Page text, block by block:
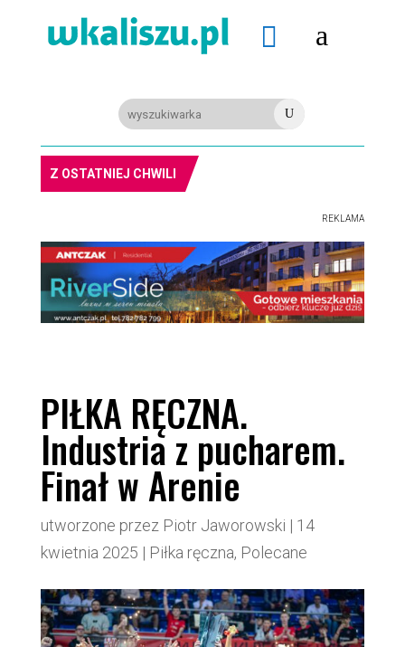
 a
U
Z OSTATNIEJ CHWILI
REKLAMA
PIŁKA RĘCZNA.
Industria z pucharem.
Finał w Arenie
utworzone przez Piotr Jaworowski | 14
kwietnia 2025 | Piłka ręczna, Polecane